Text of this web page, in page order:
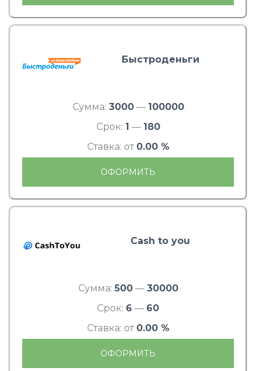
Быстроденьги
Сумма: 3000— 100000
Срок: 1 — 180
Ставка: от 0.00 %
ОФОРМИТЬ
Cash to you
Сумма: 500— 30000
Срок: 6 — 60
Ставка: от 0.00 %
ОФОРМИТЬ